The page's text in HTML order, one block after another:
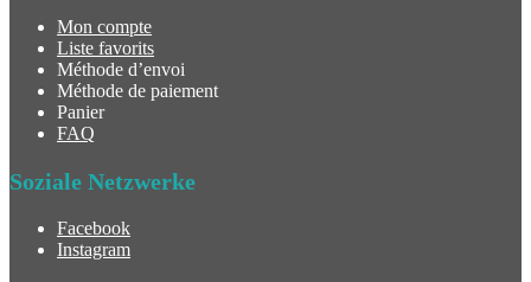
Mon compte
Liste favorits
Méthode d’envoi
Méthode de paiement
Panier
FAQ
Soziale Netzwerke
Facebook
Instagram